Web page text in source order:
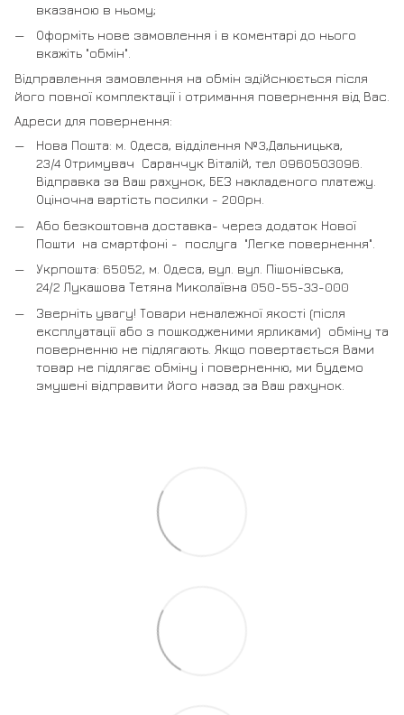
вказаною в ньому;
Оформіть нове замовлення і в коментарі до нього
вкажіть "обмін".
Відправлення замовлення на обмін здійснюється після
його повної комплектації і отримання повернення від Вас.
Адреси для повернення:
Нова Пошта: м. Одеса, відділення №3,Дальницька,
23/4 Отримувач Саранчук Віталій, тел 0960503096.
Відправка за Ваш рахунок, БЕЗ накладеного платежу.
Оціночна вартість посилки - 200рн.
Або безкоштовна доставка- через додаток Нової
Пошти на смартфоні - послуга "Легке повернення".
Укрпошта: 65052, м. Одеса, вул. вул. Пішонівська,
24/2 Лукашова Тетяна Миколаївна 050-55-33-000
Зверніть увагу! Товари неналежної якості (після
експлуатації або з пошкодженими ярликами) обміну та
поверненню не підлягають. Якщо повертається Вами
товар не підлягає обміну і поверненню, ми будемо
змушені відправити його назад за Ваш рахунок.